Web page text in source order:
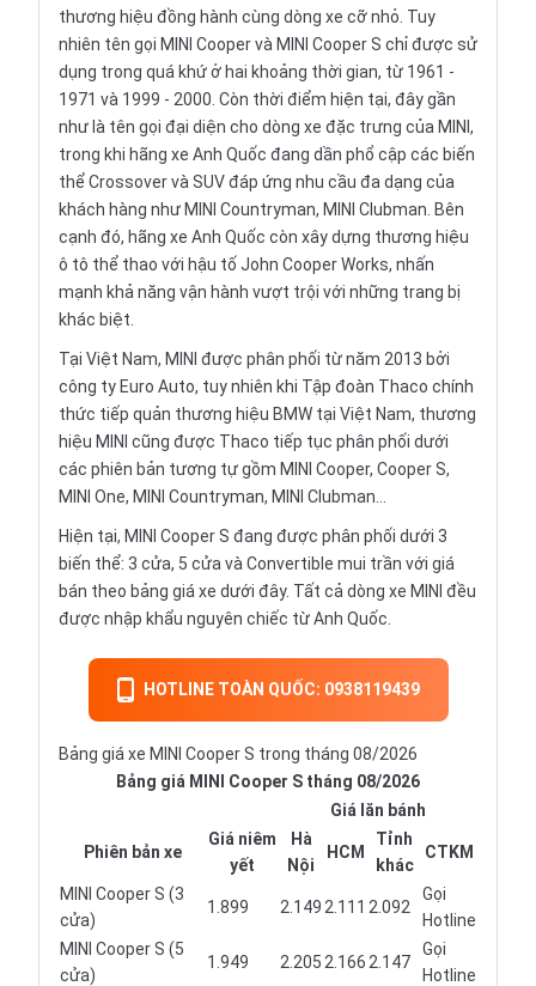
thương hiệu đồng hành cùng dòng xe cỡ nhỏ. Tuy
nhiên tên gọi MINI Cooper và MINI Cooper S chỉ được sử
dụng trong quá khứ ở hai khoảng thời gian, từ 1961 -
1971 và 1999 - 2000. Còn thời điểm hiện tại, đây gần
như là tên gọi đại diện cho dòng xe đặc trưng của MINI,
trong khi hãng xe Anh Quốc đang dần phổ cập các biến
thể Crossover và SUV đáp ứng nhu cầu đa dạng của
khách hàng như MINI Countryman, MINI Clubman. Bên
cạnh đó, hãng xe Anh Quốc còn xây dựng thương hiệu
ô tô thể thao với hậu tố John Cooper Works, nhấn
mạnh khả năng vận hành vượt trội với những trang bị
khác biệt.
Tại Việt Nam, MINI được phân phối từ năm 2013 bởi
công ty Euro Auto, tuy nhiên khi Tập đoàn Thaco chính
thức tiếp quản thương hiệu BMW tại Việt Nam, thương
hiệu MINI cũng được Thaco tiếp tục phân phối dưới
các phiên bản tương tự gồm MINI Cooper, Cooper S,
MINI One, MINI Countryman, MINI Clubman...
Hiện tại, MINI Cooper S đang được phân phối dưới 3
biến thể: 3 cửa, 5 cửa và Convertible mui trần với giá
bán theo bảng giá xe dưới đây. Tất cả dòng xe MINI đều
được nhập khẩu nguyên chiếc từ Anh Quốc.
HOTLINE TOÀN QUỐC: 0938119439
Bảng giá xe MINI Cooper S trong tháng 08/2026
Bảng giá MINI Cooper S tháng 08/2026
Giá lăn bánh
Phiên bản xe
Giá niêm
yết
Hà
Nội
HCM
Tỉnh
khác
CTKM
MINI Cooper S (3
cửa)
1.899 2.149 2.111 2.092
Gọi
Hotline
MINI Cooper S (5
cửa)
1.949 2.205 2.166 2.147
Gọi
Hotline